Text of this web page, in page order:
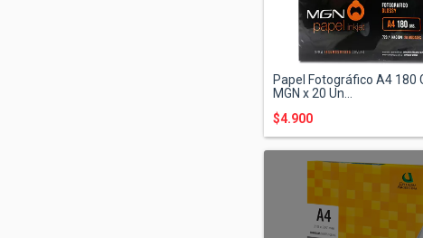
Papel Fotográfico A4 180
MGN x 20 Un...
$4.900